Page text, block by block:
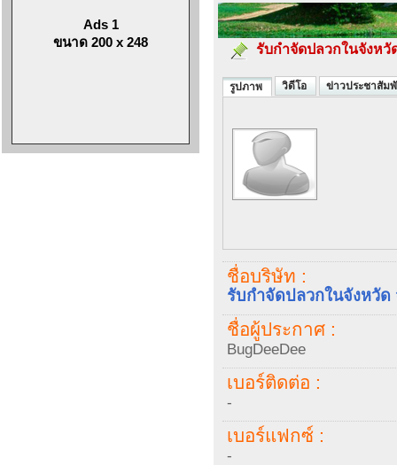
Ads 1
ขนาด 200 x 248
รับกำจัดปลวกในจังหวั
รูปภาพ วิดีโอ ข่าวประชาสัม
ชื่อบริษัท :
รับกำจัดปลวกในจังหวัด
ชื่อผู้ประกาศ :
BugDeeDee
เบอร์ติดต่อ :
-
เบอร์แฟกซ์ :
-